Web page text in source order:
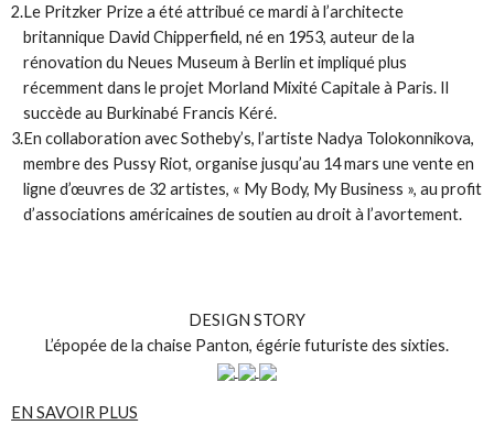
2.Le Pritzker Prize a été attribué ce mardi à l’architecte
britannique David Chipperfield, né en 1953, auteur de la
rénovation du Neues Museum à Berlin et impliqué plus
récemment dans le projet Morland Mixité Capitale à Paris. Il
succède au Burkinabé Francis Kéré.
3.En collaboration avec Sotheby’s, l’artiste Nadya Tolokonnikova,
membre des Pussy Riot, organise jusqu’au 14 mars une vente en
ligne d’œuvres de 32 artistes, « My Body, My Business », au profit
d’associations américaines de soutien au droit à l’avortement.
DESIGN STORY
L’épopée de la chaise Panton, égérie futuriste des sixties.
EN SAVOIR PLUS